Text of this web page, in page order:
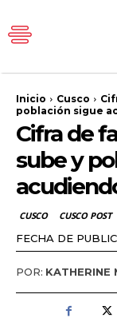
Inicio Cusco
población sigue
Cifra de
sube y
CUSCO CUSCO POST
FECHA DE
POR: KATHERINE